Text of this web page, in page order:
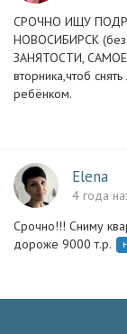
СРОЧНО ИЩУ
НОВОСИБИРСК
ЗАНЯТОСТИ, САМОЕ
вторника,чтоб
ребёнком.
Elena
4 года
Срочно!!! Сниму
дороже 9000 т.р.